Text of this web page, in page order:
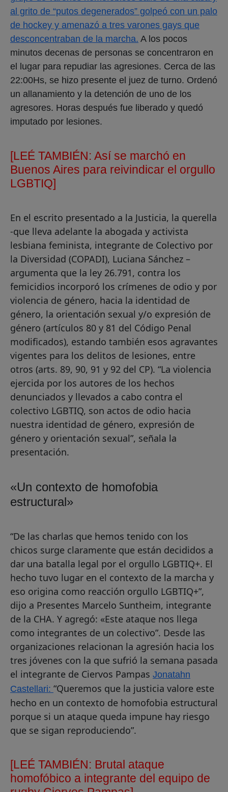
al grito de “putos degenerados” golpeó con un palo
de hockey y amenazó a tres varones gays que
desconcentraban de la marcha. A los pocos
minutos decenas de personas se concentraron en
el lugar para repudiar las agresiones. Cerca de las
22:00Hs, se hizo presente el juez de turno. Ordenó
un allanamiento y la detención de uno de los
agresores. Horas después fue liberado y quedó
imputado por lesiones.
[LEÉ TAMBIÉN: Así se marchó en
Buenos Aires para reivindicar el orgullo
LGBTIQ]
En el escrito presentado a la Justicia, la querella
-que lleva adelante la abogada y activista
lesbiana feminista, integrante de Colectivo por
la Diversidad (COPADI), Luciana Sánchez –
argumenta que la ley 26.791, contra los
femicidios incorporó los crímenes de odio y por
violencia de género, hacia la identidad de
género, la orientación sexual y/o expresión de
género (artículos 80 y 81 del Código Penal
modificados), estando también esos agravantes
vigentes para los delitos de lesiones, entre
otros (arts. 89, 90, 91 y 92 del CP). “La violencia
ejercida por los autores de los hechos
denunciados y llevados a cabo contra el
colectivo LGBTIQ, son actos de odio hacia
nuestra identidad de género, expresión de
género y orientación sexual”, señala la
presentación.
«Un contexto de homofobia
estructural»
“De las charlas que hemos tenido con los
chicos surge claramente que están decididos a
dar una batalla legal por el orgullo LGBTIQ+. El
hecho tuvo lugar en el contexto de la marcha y
eso origina como reacción orgullo LGBTIQ+”,
dijo a Presentes Marcelo Suntheim, integrante
de la CHA. Y agregó: «Este ataque nos llega
como integrantes de un colectivo”. Desde las
organizaciones relacionan la agresión hacia los
tres jóvenes con la que sufrió la semana pasada
el integrante de Ciervos Pampas Jonatahn
Castellari: “Queremos que la justicia valore este
hecho en un contexto de homofobia estructural
porque si un ataque queda impune hay riesgo
que se sigan reproduciendo”.
[LEÉ TAMBIÉN: Brutal ataque
homofóbico a integrante del equipo de